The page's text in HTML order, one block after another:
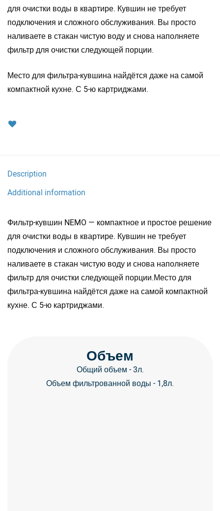
для очистки воды в квартире. Кувшин не требует
подключения и сложного обслуживания. Вы просто
наливаете в стакан чистую воду и снова наполняете
фильтр для очистки следующей порции.
Место для фильтра-кувшина найдётся даже на самой
компактной кухне. С 5-ю картриджами.
Description
Additional information
Фильтр-кувшин NEMO — компактное и простое решение
для очистки воды в квартире. Кувшин не требует
подключения и сложного обслуживания. Вы просто
наливаете в стакан чистую воду и снова наполняете
фильтр для очистки следующей порции.Место для
фильтра-кувшина найдётся даже на самой компактной
кухне. С 5-ю картриджами.
Объем
Общий объем - 3л.
Объем фильтрованной воды - 1,8л.